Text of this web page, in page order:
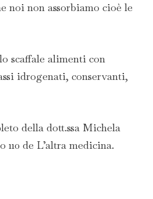
noi non assorbiamo cioè le
scaffale alimenti con
idrogenati, conservanti,
della dott.ssa Michela
de L’altra medicina.